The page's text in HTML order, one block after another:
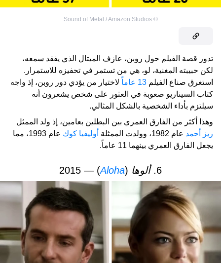
©
Sound of Metal / Amazon Studios
تدور قصة الفيلم حول روبن، عازف الميتال الذي يفقد سمعه،
لكن حبيبته المغنية، لو، هي من تستمر في تحفيزه للاستمرار.
استغرق صناع الفيلم 13 عاماً
لاختيار من يؤدي دور روبن، إذ واجه
كتاب السيناريو صعوبة في العثور على شخص يشعرون أنه
سيلتزم بأداء الشخصية بالشكل المثالي.
وهذا أكثر من الفارق العمري بين البطلين بعامين، إذ ولد الممثل
ريز أحمد عام 1982، وولدت الممثلة أوليفيا كوك
عام 1993، مما
يجعل الفارق العمري بينهما 11 عاماً.
6. ألوها (
Aloha
) — 2015